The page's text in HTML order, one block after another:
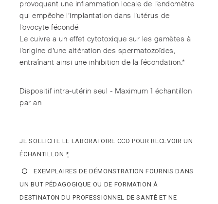
provoquant une inflammation locale de l’endomètre
qui empêche l’implantation dans l’utérus de
l’ovocyte fécondé
Le cuivre a un effet cytotoxique sur les gamètes à
l’origine d’une altération des spermatozoïdes,
entraînant ainsi une inhibition de la fécondation.*
Dispositif intra-utérin seul - Maximum 1 échantillon
par an
JE SOLLICITE LE LABORATOIRE CCD POUR RECEVOIR UN
ÉCHANTILLON *
EXEMPLAIRES DE DÉMONSTRATION FOURNIS DANS
UN BUT PÉDAGOGIQUE OU DE FORMATION À
DESTINATON DU PROFESSIONNEL DE SANTÉ ET NE